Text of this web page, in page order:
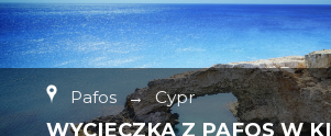
Pafos → Cypr
WYCIECZKA Z PAFOS W